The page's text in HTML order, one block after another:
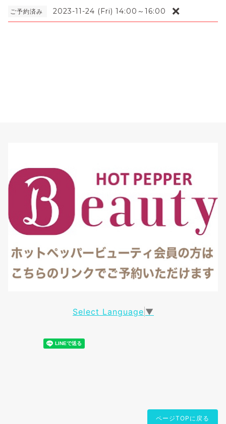
ご予約済み 2023-11-24 (Fri) 14:00～16:00 ❌
Select Language ▼
ページTOPに戻る